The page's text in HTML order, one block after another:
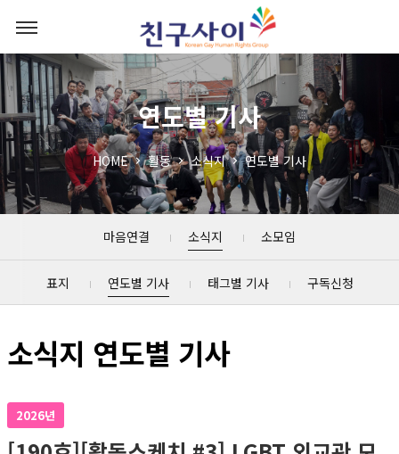
연도별 기사
HOME 활동 소식지 연도별 기사
마음연결 소식지 소모임
표지 연도별 기사 태그별 기사 구독신청
소식지 연도별 기사
2026년